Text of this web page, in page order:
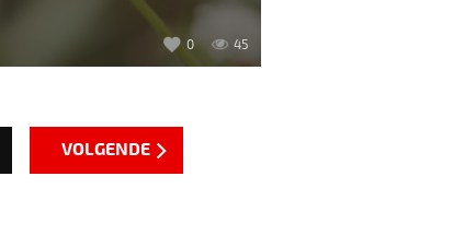
0 45
VOLGENDE